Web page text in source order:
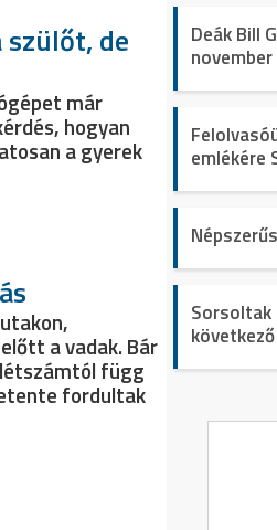
de
már
hogyan
a gyerek
a vadak. Bár
függ
fordultak
Deák Bill
emlékére
Sorsoltak